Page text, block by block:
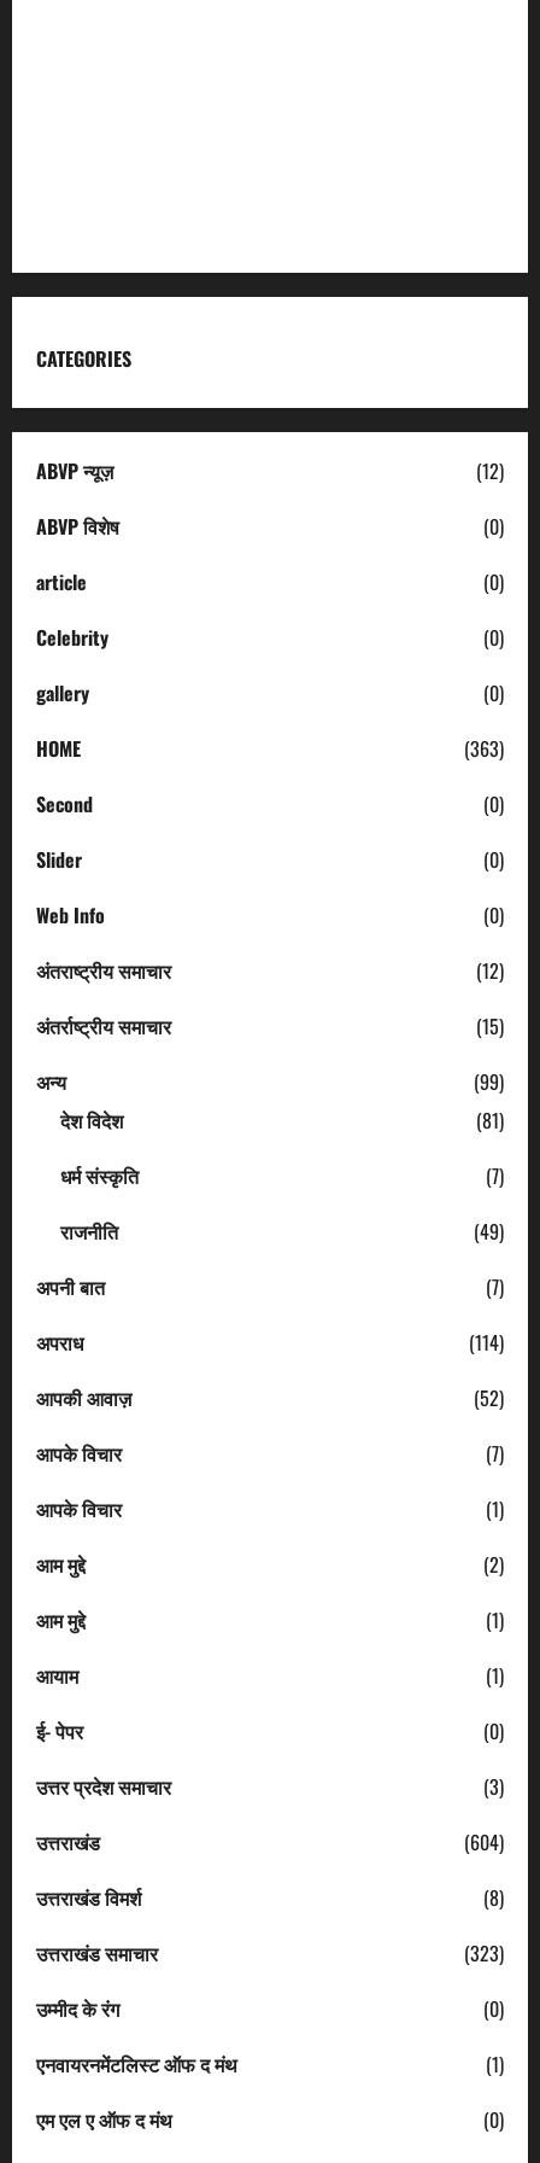
CATEGORIES
ABVP न्यूज़
(12)
ABVP विशेष
(0)
article
(0)
Celebrity
(0)
gallery
(0)
HOME
(363)
Second
(0)
Slider
(0)
Web Info
(0)
अंतराष्ट्रीय समाचार
(12)
अंतर्राष्ट्रीय समाचार
(15)
अन्य
(99)
देश विदेश
(81)
धर्म संस्कृति
(7)
राजनीति
(49)
अपनी बात
(7)
अपराध
(114)
आपकी आवाज़
(52)
आपके विचार
(7)
आपके विचार
(1)
आम मुद्दे
(2)
आम मुद्दे
(1)
आयाम
(1)
ई- पेपर
(0)
उत्तर प्रदेश समाचार
(3)
उत्तराखंड
(604)
उत्तराखंड विमर्श
(8)
उत्तराखंड समाचार
(323)
उम्मीद के रंग
(0)
एनवायरनमेंटलिस्ट ऑफ द मंथ
(1)
एम एल ए ऑफ द मंथ
(0)